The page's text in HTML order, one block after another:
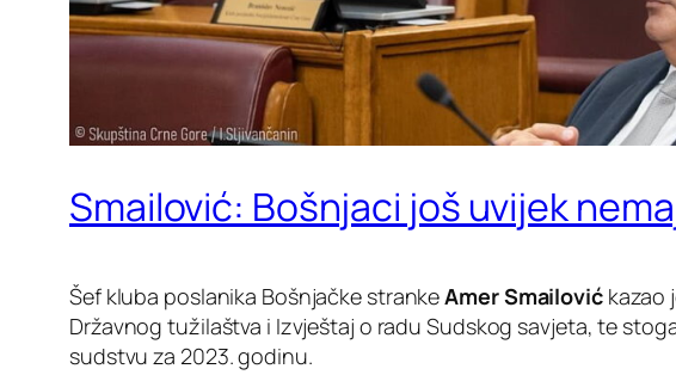
Smailović: Bošnjaci još uvijek
Šef kluba poslanika Bošnjačke strankeAmer Smailovićkazao
Državnog tužilaštva i Izvještaj o radu Sudskog savjeta, te
sudstvu za 2023. godinu.